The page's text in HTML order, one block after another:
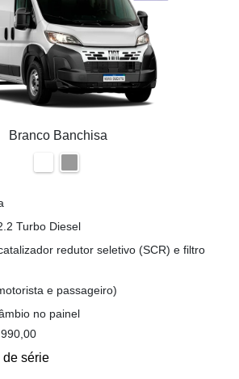
Branco Banchisa
Turbo Diesel
redutor seletivo (SCR) e filtro
e passageiro)
no painel
de série